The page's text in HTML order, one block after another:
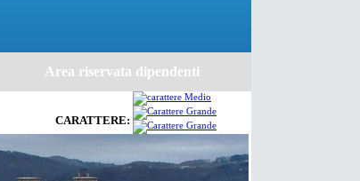
Area riservata dipendenti
CARATTERE: